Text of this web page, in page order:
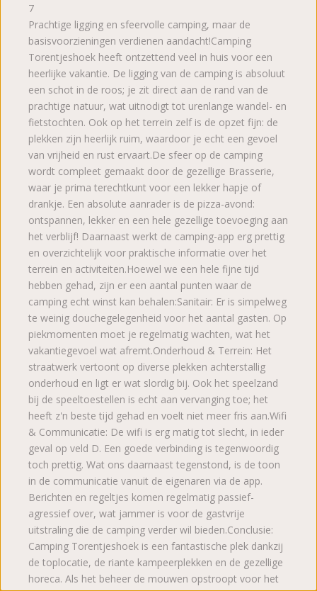
7
Prachtige ligging en sfeervolle camping, maar de
basisvoorzieningen verdienen aandacht! ​Camping
Torentjeshoek heeft ontzettend veel in huis voor een
heerlijke vakantie. De ligging van de camping is absoluut
een schot in de roos; je zit direct aan de rand van de
prachtige natuur, wat uitnodigt tot urenlange wandel- en
fietstochten. Ook op het terrein zelf is de opzet fijn: de
plekken zijn heerlijk ruim, waardoor je echt een gevoel
van vrijheid en rust ervaart. ​De sfeer op de camping
wordt compleet gemaakt door de gezellige Brasserie,
waar je prima terechtkunt voor een lekker hapje of
drankje. Een absolute aanrader is de pizza-avond:
ontspannen, lekker en een hele gezellige toevoeging aan
het verblijf! Daarnaast werkt de camping-app erg prettig
en overzichtelijk voor praktische informatie over het
terrein en activiteiten. ​Hoewel we een hele fijne tijd
hebben gehad, zijn er een aantal punten waar de
camping echt winst kan behalen: ​Sanitair: Er is simpelweg
te weinig douchegelegenheid voor het aantal gasten. Op
piekmomenten moet je regelmatig wachten, wat het
vakantiegevoel wat afremt. ​Onderhoud & Terrein: Het
straatwerk vertoont op diverse plekken achterstallig
onderhoud en ligt er wat slordig bij. Ook het speelzand
bij de speeltoestellen is echt aan vervanging toe; het
heeft z'n beste tijd gehad en voelt niet meer fris aan. ​Wifi
& Communicatie: De wifi is erg matig tot slecht, in ieder
geval op veld D. Een goede verbinding is tegenwoordig
toch prettig. Wat ons daarnaast tegenstond, is de toon
in de communicatie vanuit de eigenaren via de app.
Berichten en regeltjes komen regelmatig passief-
agressief over, wat jammer is voor de gastvrije
uitstraling die de camping verder wil bieden. ​ Conclusie:
Camping Torentjeshoek is een fantastische plek dankzij
de toplocatie, de riante kampeerplekken en de gezellige
horeca. Als het beheer de mouwen opstroopt voor het